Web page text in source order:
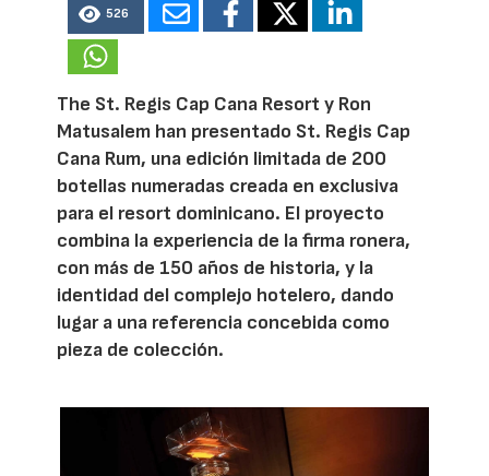
526
The St. Regis Cap Cana Resort y Ron
Matusalem han presentado St. Regis Cap
Cana Rum, una edición limitada de 200
botellas numeradas creada en exclusiva
para el resort dominicano. El proyecto
combina la experiencia de la firma ronera,
con más de 150 años de historia, y la
identidad del complejo hotelero, dando
lugar a una referencia concebida como
pieza de colección.